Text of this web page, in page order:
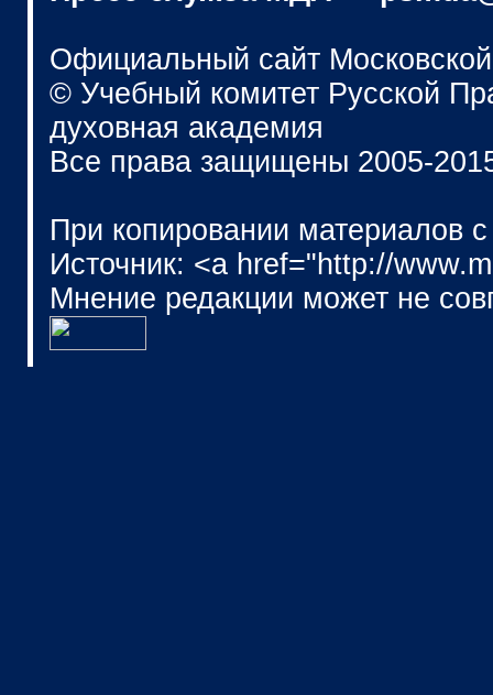
Официальный сайт
© Учебный комитет Русской
духовная академия
Все права защищены 2005-
При копировании материалов
Источник: <a href="http://
Мнение редакции может не